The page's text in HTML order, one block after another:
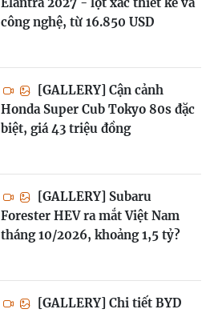
công nghệ, từ 16.850 USD
[GALLERY] Cận cảnh
Honda Super Cub Tokyo 80s đặc
biệt, giá 43 triệu đồng
[GALLERY] Subaru
Forester HEV ra mắt Việt Nam
tháng 10/2026, khoảng 1,5 tỷ?
[GALLERY] Chi tiết BYD